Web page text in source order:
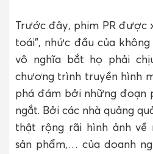
Trước đây, phim PR được
toái”, nhức đầu của
vô nghĩa bắt họ phải
chương trình truyền hình
phá đám bởi những đoạn
ngắt. Bởi các nhà quảng
thật rộng rãi hình ảnh về
sản phẩm,… của doanh